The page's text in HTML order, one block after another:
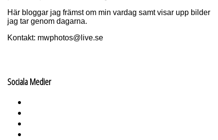
Här bloggar jag främst om min vardag samt visar upp bilder
jag tar genom dagarna.
Kontakt: mwphotos@live.se
Sociala Medier